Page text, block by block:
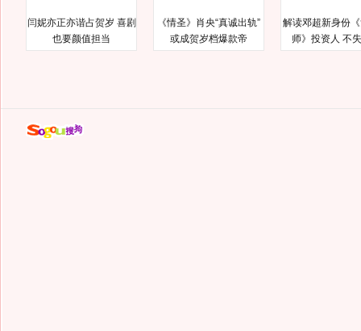
闫妮亦正亦谐占贺岁 喜剧
也要颜值担当
《情圣》肖央“真诚出轨”
或成贺岁档爆款帝
解读邓超新身份
师》投资人 不